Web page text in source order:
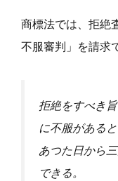
商標法では、拒絶
不服審判」を請求
拒絶をすべき
に不服がある
あつた日から
できる。